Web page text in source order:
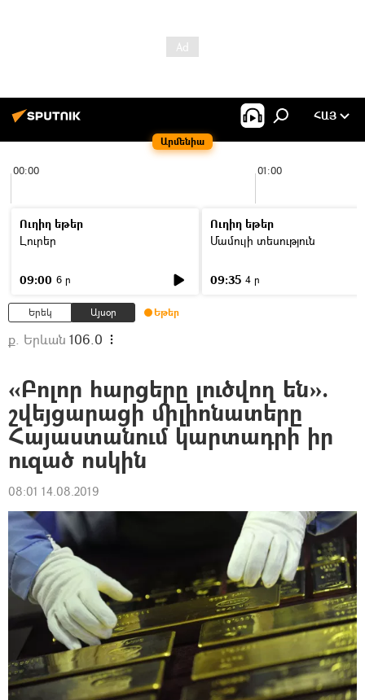
Արմենիա
ՀԱՅ
00:00 01:00
Ուղիղ եթեր
Լուրեր
09:00 6 ր
Ուղիղ եթեր
Մամուլի տեսություն
09:35 4 ր
Երեկ Այսօր Եթեր
ք. Երևան 106.0
«Բոլոր հարցերը լուծվող են».
շվեյցարացի միլիոնատերը
Հայաստանում կարտադրի իր
ուզած ոսկին
08:01 14.08.2019